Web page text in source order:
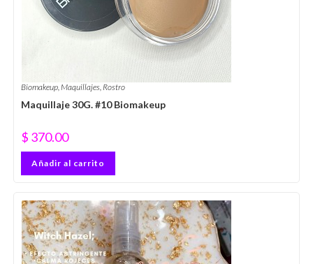
Biomakeup,Maquillajes, Rostro
Maquillaje 30G. #10 Biomakeup
$ 370.00
Añadir al carrito